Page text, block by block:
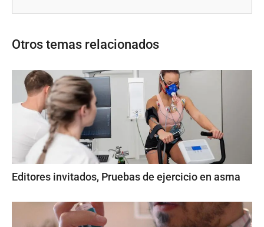
Otros temas relacionados
Editores invitados, Pruebas de ejercicio en asma